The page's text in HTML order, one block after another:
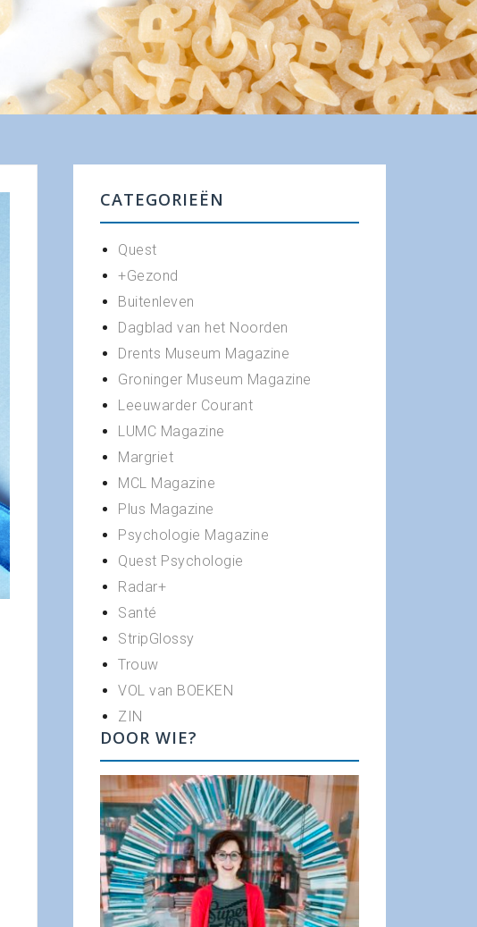
CATEGORIEËN
Quest
+Gezond
Buitenleven
Dagblad van het Noorden
Drents Museum Magazine
Groninger Museum Magazine
Leeuwarder Courant
LUMC Magazine
Margriet
MCL Magazine
Plus Magazine
Psychologie Magazine
Quest Psychologie
Radar+
Santé
StripGlossy
Trouw
VOL van BOEKEN
ZIN
DOOR WIE?